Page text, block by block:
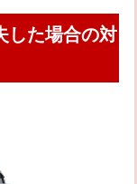
した場合の対